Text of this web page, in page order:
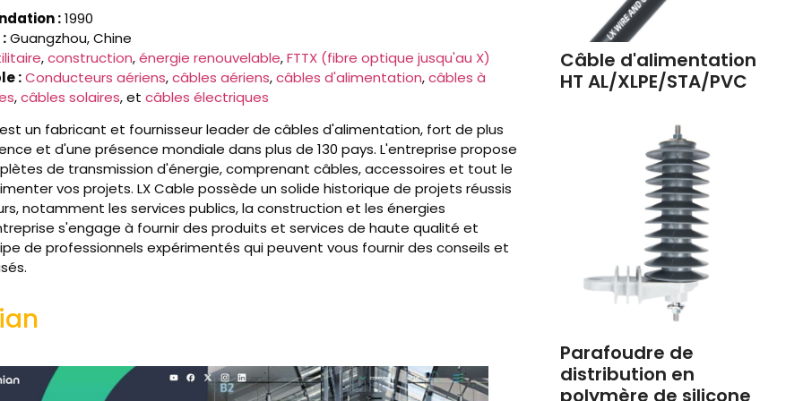
:1990
Guangzhou, Chine
,construction,énergie renouvelable,FTTX (fibre optique jusqu'au X)
: Conducteurs aériens,câbles aériens,câbles d'alimentation,câbles à
,câbles solaires, et câbles électriques
un fabricant et fournisseur leader de câbles d'alimentation, fort de plus
et d'une présence mondiale dans plus de 130 pays. L'entreprise propose
de transmission d'énergie, comprenant câbles, accessoires et tout le
vos projets. LX Cable possède un solide historique de projets réussis
notamment les services publics, la construction et les énergies
s'engage à fournir des produits et services de haute qualité et
de professionnels expérimentés qui peuvent vous fournir des conseils et
Câble d'alimentation
HT AL/XLPE/STA/PVC
Parafoudre de
distribution en
polymère de silicone